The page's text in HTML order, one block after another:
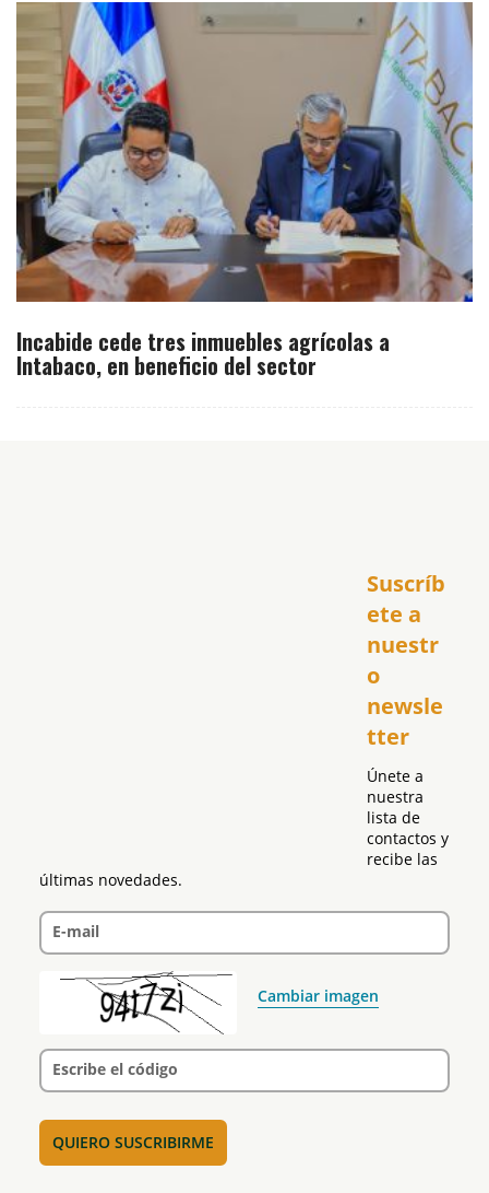
Incabide cede tres inmuebles agrícolas a
Intabaco, en beneficio del sector
Suscríb
ete a
nuestr
o
newsle
tter
Únete a
nuestra
lista de
contactos y
recibe las
últimas novedades.
E-mail
Cambiar imagen
Escribe el código